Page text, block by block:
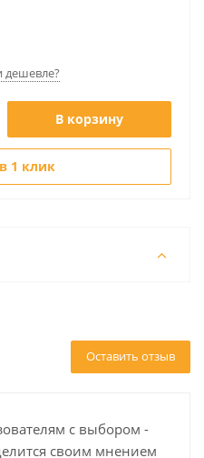
В корзину
1 клик
Оставить отзыв
с выбором -
своим мнением